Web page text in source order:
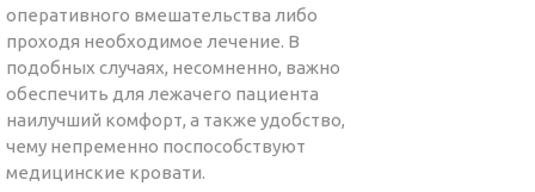
оперативного вмешательства либо
проходя необходимое лечение. В
подобных случаях, несомненно, важно
обеспечить для лежачего пациента
наилучший комфорт, а также удобство,
чему непременно поспособствуют
медицинские кровати.